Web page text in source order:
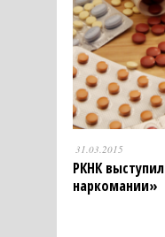
31.03.2015
РКНК
наркомании»